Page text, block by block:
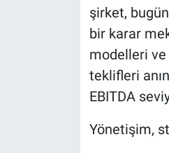
şirket,
bir karar
modelleri
teklifleri
EBITDA
Yönetişim,